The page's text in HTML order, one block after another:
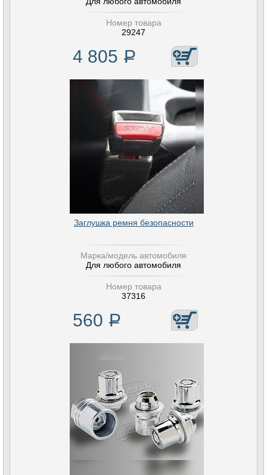
Номер товара
29247
4 805 Р
Заглушка ремня безопасности
Марка/модель автомобиля
Для любого автомобиля
Номер товара
37316
560 Р